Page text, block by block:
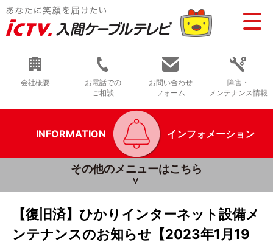
会社概要
お電話での
ご相談
お問い合わせ
フォーム
障害・
メンテナンス情報
INFORMATION インフォメーション
その他のメニューはこちら
【復旧済】ひかりインターネット設備メ
ンテナンスのお知らせ【2023年1月19